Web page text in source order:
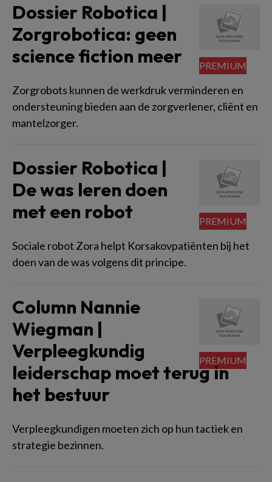
Dossier Robotica |
Zorgrobotica: geen
science fiction meer
Zorgrobots kunnen de werkdruk verminderen en
ondersteuning bieden aan de zorgverlener, cliënt en
mantelzorger.
Dossier Robotica |
De was leren doen
met een robot
Sociale robot Zora helpt Korsakovpatiënten bij het
doen van de was volgens dit principe.
Column Nannie
Wiegman |
Verpleegkundig
leiderschap moet terug in
het bestuur
Verpleegkundigen moeten zich op hun tactiek en
strategie bezinnen.